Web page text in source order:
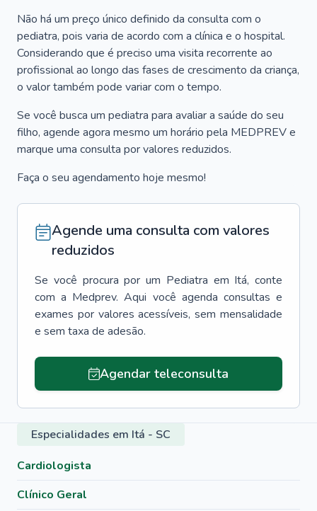
Não há um preço único definido da consulta com o
pediatra, pois varia de acordo com a clínica e o hospital.
Considerando que é preciso uma visita recorrente ao
profissional ao longo das fases de crescimento da criança,
o valor também pode variar com o tempo.
Se você busca um pediatra para avaliar a saúde do seu
filho, agende agora mesmo um horário pela MEDPREV e
marque uma consulta por valores reduzidos.
Faça o seu agendamento hoje mesmo!
Agende uma consulta com valores
reduzidos
Se você procura por um Pediatra em Itá, conte
com a Medprev. Aqui você agenda consultas e
exames por valores acessíveis, sem mensalidade
e sem taxa de adesão.
Agendar teleconsulta
Especialidades em Itá - SC
Cardiologista
Clínico Geral